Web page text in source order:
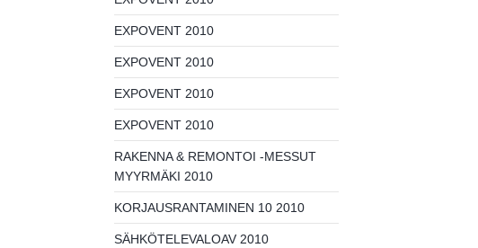
EXPOVENT 2010
EXPOVENT 2010
EXPOVENT 2010
EXPOVENT 2010
RAKENNA & REMONTOI -MESSUT
MYYRMÄKI 2010
KORJAUSRANTAMINEN 10 2010
SÄHKÖTELEVALOAV 2010